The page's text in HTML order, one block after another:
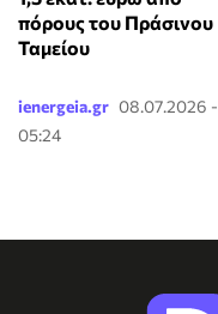
πόρους του Πράσινου
Ταμείου
ienergeia.gr 08.07.2026 -
05:24